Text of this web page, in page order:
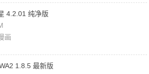
4.2.01 纯净版
画
1.8.5 最新版